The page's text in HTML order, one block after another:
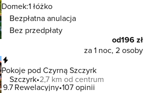
Domek:1 łóżko
Bezpłatna anulacja
Bez przedpłaty
od196 zł
za 1 noc, 2 osoby
Pokoje pod Czyrną Szczyrk
Szczyrk 2,7 km od centrum
9.7Rewelacyjny 107 opinii